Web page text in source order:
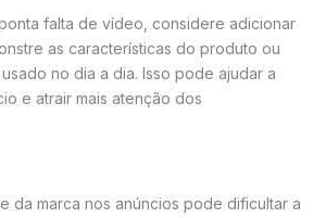
falta de vídeo, considere adicionar
as características do produto ou
no dia a dia. Isso pode ajudar a
e atrair mais atenção dos
da marca nos anúncios pode dificultar a